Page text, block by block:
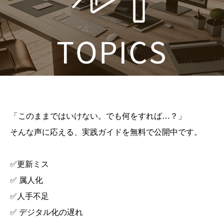
「このままではいけない。でも何をすれば…？」
そんな声に応える、実践ガイドを無料で公開中です。
✅更新ミス
✅ 属人化
✅人手不足
✅ デジタル化の遅れ